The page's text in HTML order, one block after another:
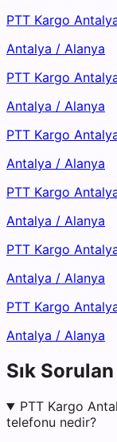
PTT Kargo
Antalya / Alanya
PTT Kargo
Antalya / Alanya
PTT Kargo
Antalya / Alanya
PTT Kargo
Antalya / Alanya
PTT Kargo
Antalya / Alanya
PTT Kargo
Antalya / Alanya
Sık
PTT Kargo
telefonu nedir?